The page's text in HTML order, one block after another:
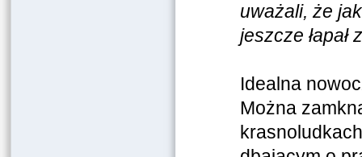
uważali, że
jeszcze łapał
Idealna
Można